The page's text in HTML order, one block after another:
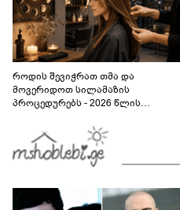
როდის შევიჭრათ თმა და
მოვერიდოთ სილამაზის
პროცედურებს - 2026 წლის
გზამკვლევი